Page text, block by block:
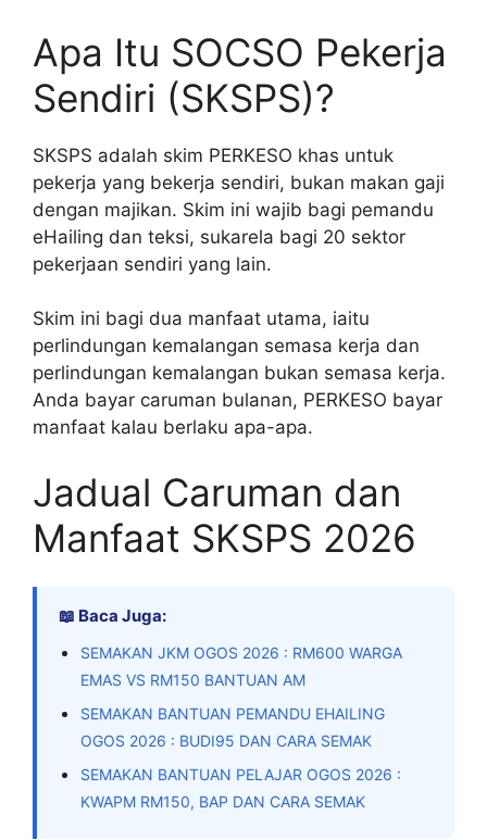
Apa Itu SOCSO Pekerja
Sendiri (SKSPS)?
SKSPS adalah skim PERKESO khas untuk
pekerja yang bekerja sendiri, bukan makan gaji
dengan majikan. Skim ini wajib bagi pemandu
eHailing dan teksi, sukarela bagi 20 sektor
pekerjaan sendiri yang lain.
Skim ini bagi dua manfaat utama, iaitu
perlindungan kemalangan semasa kerja dan
perlindungan kemalangan bukan semasa kerja.
Anda bayar caruman bulanan, PERKESO bayar
manfaat kalau berlaku apa-apa.
Jadual Caruman dan
Manfaat SKSPS 2026
📖 Baca Juga:
SEMAKAN JKM OGOS 2026 : RM600 WARGA
EMAS VS RM150 BANTUAN AM
SEMAKAN BANTUAN PEMANDU EHAILING
OGOS 2026 : BUDI95 DAN CARA SEMAK
SEMAKAN BANTUAN PELAJAR OGOS 2026 :
KWAPM RM150, BAP DAN CARA SEMAK